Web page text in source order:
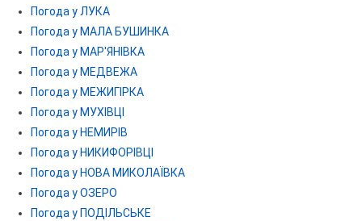
Погода у ЛУКА
Погода у МАЛА БУШИНКА
Погода у МАР'ЯНІВКА
Погода у МЕДВЕЖА
Погода у МЕЖИГІРКА
Погода у МУХІВЦІ
Погода у НЕМИРІВ
Погода у НИКИФОРІВЦІ
Погода у НОВА МИКОЛАЇВКА
Погода у ОЗЕРО
Погода у ПОДІЛЬСЬКЕ